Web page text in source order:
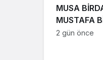
MUSA
MUSTAFA
KAYBETTİ
2 gün önce